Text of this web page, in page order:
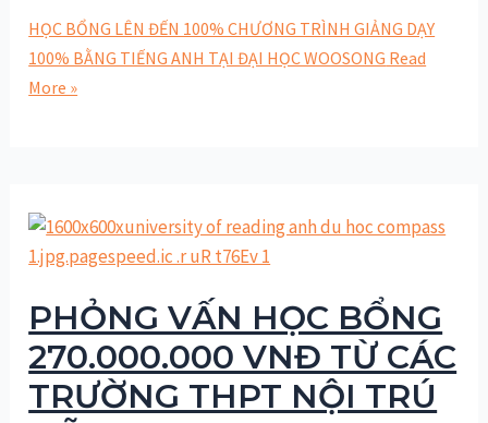
HỌC BỔNG LÊN ĐẾN 100% CHƯƠNG TRÌNH GIẢNG DẠY
100% BẰNG TIẾNG ANH TẠI ĐẠI HỌC WOOSONG Read
More »
PHỎNG VẤN HỌC BỔNG
270.000.000 VNĐ TỪ CÁC
TRƯỜNG THPT NỘI TRÚ